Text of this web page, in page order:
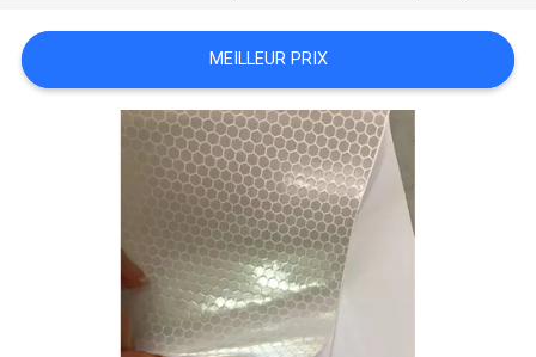
NOUS
CONTACTER
DEMANDEZ
MEILLEUR PRIX